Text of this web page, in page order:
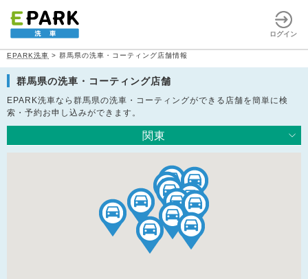
ログイン
EPARK洗車 > 群馬県の洗車・コーティング店舗情報
群馬県の洗車・コーティング店舗
EPARK洗車なら群馬県の洗車・コーティングができる店舗を簡単に検
索・予約お申し込みができます。
関東